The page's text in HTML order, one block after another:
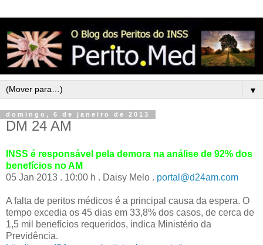
▼
domingo, 6 de janeiro de 2013
DM 24 AM
INSS é responsável pela demora na análise de 92% dos
benefícios no AM
05 Jan 2013 . 10:00 h . Daisy Melo . portal@d24am.com
A falta de peritos médicos é a principal causa da espera. O
tempo excedia os 45 dias em 33,8% dos casos, de cerca de
1,5 mil benefícios requeridos, indica Ministério da
Previdência.